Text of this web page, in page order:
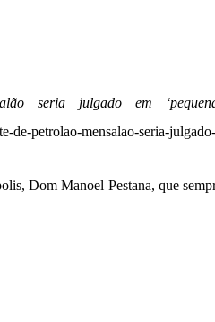
seria julgado em
petrolao-mensalao-seria-
Dom Manoel Pestana, que